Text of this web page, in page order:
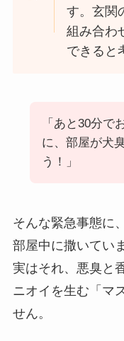
す。玄関
組み合わ
できると
「あと30分で
に、部屋が犬
う！」
そんな緊急事態に
部屋中に撒いてい
実はそれ、悪臭と
ニオイを生む「マ
せん。